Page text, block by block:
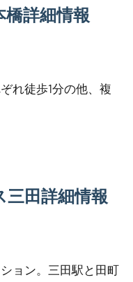
詳細情報
れ徒歩1分の他、複
田詳細情報
ョン。三田駅と田町